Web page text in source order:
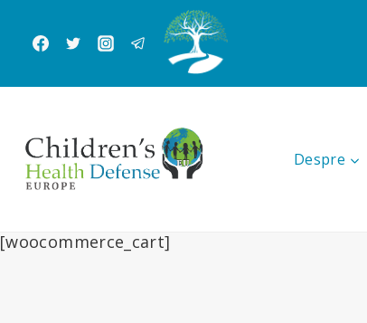
content
Despre
[woocommerce_cart]